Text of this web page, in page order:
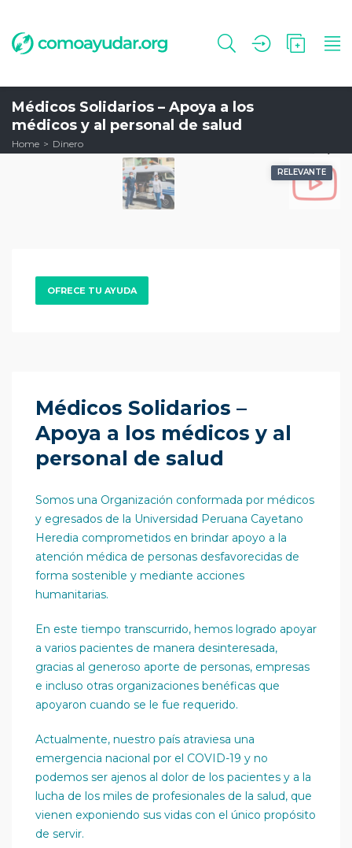
Médicos Solidarios – Apoya a los
médicos y al personal de salud
Home Dinero
RELEVANTE
OFRECE TU AYUDA
Médicos Solidarios –
Apoya a los médicos y al
personal de salud
Somos una Organización conformada por médicos
y egresados de la Universidad Peruana Cayetano
Heredia comprometidos en brindar apoyo a la
atención médica de personas desfavorecidas de
forma sostenible y mediante acciones
humanitarias.
En este tiempo transcurrido, hemos logrado apoyar
a varios pacientes de manera desinteresada,
gracias al generoso aporte de personas, empresas
e incluso otras organizaciones benéficas que
apoyaron cuando se le fue requerido.
Actualmente, nuestro país atraviesa una
emergencia nacional por el COVID-19 y no
podemos ser ajenos al dolor de los pacientes y a la
lucha de los miles de profesionales de la salud, que
vienen exponiendo sus vidas con el único propósito
de servir.